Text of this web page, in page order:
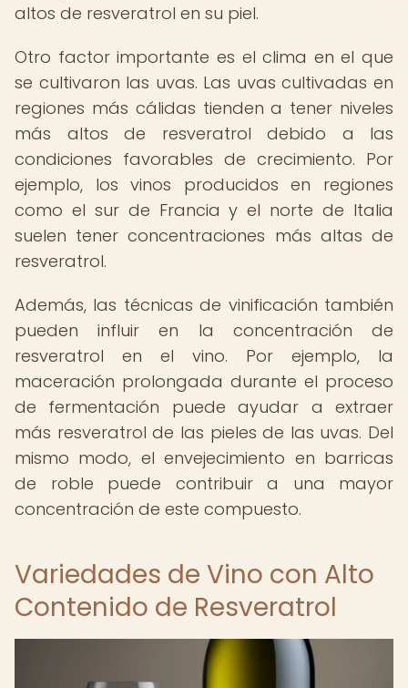
altos de resveratrol en su piel.
Otro factor importante es el clima en el que
se cultivaron las uvas. Las uvas cultivadas en
regiones más cálidas tienden a tener niveles
más altos de resveratrol debido a las
condiciones favorables de crecimiento. Por
ejemplo, los vinos producidos en regiones
como el sur de Francia y el norte de Italia
suelen tener concentraciones más altas de
resveratrol.
Además, las técnicas de vinificación también
pueden influir en la concentración de
resveratrol en el vino. Por ejemplo, la
maceración prolongada durante el proceso
de fermentación puede ayudar a extraer
más resveratrol de las pieles de las uvas. Del
mismo modo, el envejecimiento en barricas
de roble puede contribuir a una mayor
concentración de este compuesto.
Variedades de Vino con Alto
Contenido de Resveratrol